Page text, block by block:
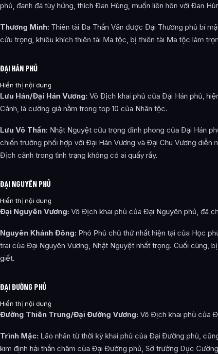
phủ, đanh đá tùy hứng, thích Đan Hùng, muốn liên hôn với Đan
Thương Minh: Thiên tài Đa Thần Văn được Đại Thương phủ bí
cửu trọng, khiêu khích thiên tài Ma tộc, bị thiên tài Ma tộc làm
ĐẠI HÁN PHỦ
Hiển thị nội dung
Lưu Hán/Đại Hán Vương: Vô Địch khai phủ của Đại Hán phủ,
Cảnh, là cường giả nằm trong top 10 của Nhân tộc.
Lưu Vô Thần: Nhật Nguyệt cửu trọng đỉnh phong của Đại Hán
chiến trường phối hợp với Đại Hán Vương và Đại Chu Vương diễn
Địch cảnh trong tình trạng không có ai quấy rầy.
ĐẠI NGUYÊN PHỦ
Hiển thị nội dung
Đại Nguyên Vương: Vô Địch khai phủ của Đại Nguyên phủ, đã
Nguyên Khánh Đông: Phó Phủ chủ thứ nhất hiện tại của Học
trai của Đại Nguyên Vương, Nhật Nguyệt nhất trọng. Cuối cùng,
giết.
ĐẠI ĐƯỜNG PHỦ
Hiển thị nội dung
Đường Thiên Trung/Đại Đường Vương: Vô Địch khai phủ của
Trình Mặc: Lão nhân từ thời kỳ khai phủ của Đại Đường phủ,
kim định hải thần châm của Đại Đường phủ, Sở trưởng Dục